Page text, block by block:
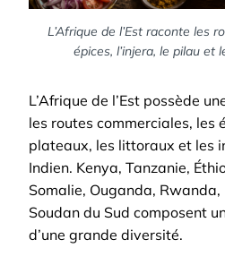
L’Afrique de l’Est raconte les
épices, l’injera, le pilau et
L’Afrique de l’Est possède
les routes commerciales, les
plateaux, les littoraux et les
Indien. Kenya, Tanzanie,
Somalie, Ouganda, Rwanda,
Soudan du Sud composent
d’une grande diversité.